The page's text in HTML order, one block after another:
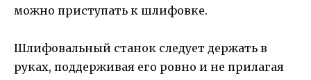
можно приступать к шлифовке.
Шлифовальный станок следует держать в
руках, поддерживая его ровно и не прилагая